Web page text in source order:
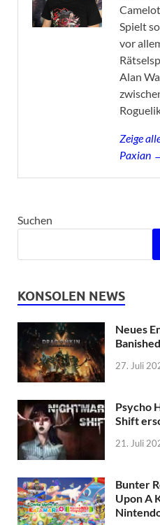
Spielt
vor
Alan
Zeige
Paxian
Suchen
KONSOLEN NEWS
Neues
27. Juli
Psycho
Shift
21. Juli
Bunter
Upon A